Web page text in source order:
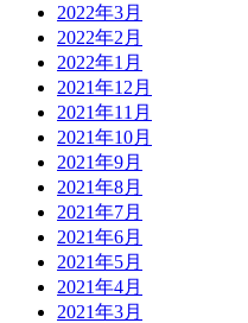
2022年3月
2022年2月
2022年1月
2021年12月
2021年11月
2021年10月
2021年9月
2021年8月
2021年7月
2021年6月
2021年5月
2021年4月
2021年3月